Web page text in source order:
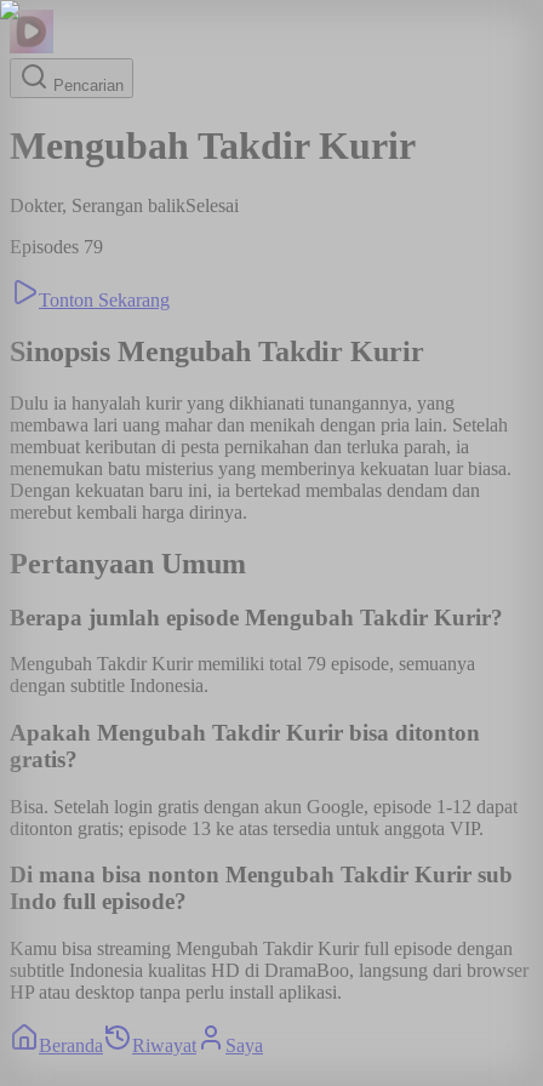
Pencarian
Mengubah Takdir Kurir
Dokter, Serangan balikSelesai
Episodes 79
Tonton Sekarang
Sinopsis Mengubah Takdir Kurir
Dulu ia hanyalah kurir yang dikhianati tunangannya, yang
membawa lari uang mahar dan menikah dengan pria lain. Setelah
membuat keributan di pesta pernikahan dan terluka parah, ia
menemukan batu misterius yang memberinya kekuatan luar biasa.
Dengan kekuatan baru ini, ia bertekad membalas dendam dan
merebut kembali harga dirinya.
Pertanyaan Umum
Berapa jumlah episode Mengubah Takdir Kurir?
Mengubah Takdir Kurir memiliki total 79 episode, semuanya
dengan subtitle Indonesia.
Apakah Mengubah Takdir Kurir bisa ditonton
gratis?
Bisa. Setelah login gratis dengan akun Google, episode 1-12 dapat
ditonton gratis; episode 13 ke atas tersedia untuk anggota VIP.
Di mana bisa nonton Mengubah Takdir Kurir sub
Indo full episode?
Kamu bisa streaming Mengubah Takdir Kurir full episode dengan
subtitle Indonesia kualitas HD di DramaBoo, langsung dari browser
HP atau desktop tanpa perlu install aplikasi.
Beranda Riwayat Saya